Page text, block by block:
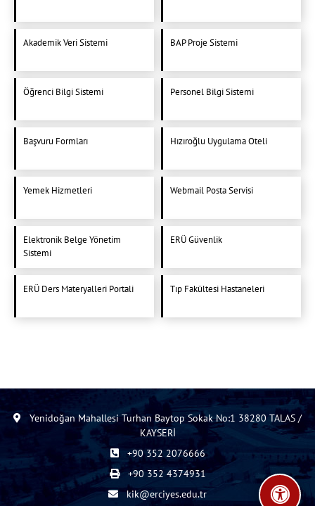
Akademik Veri Sistemi BAP Proje Sistemi
Öğrenci Bilgi Sistemi Personel Bilgi Sistemi
Başvuru Formları Hızıroğlu Uygulama Oteli
Yemek Hizmetleri Webmail Posta Servisi
Elektronik Belge Yönetim
Sistemi
ERÜ Güvenlik
ERÜ Ders Materyalleri Portali Tıp Fakültesi Hastaneleri
Yenidoğan Mahallesi Turhan Baytop Sokak No:1 38280 TALAS /
KAYSERİ
+90 352 2076666
+90 352 4374931
kik@erciyes.edu.tr